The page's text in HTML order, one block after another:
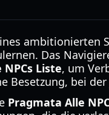
ambitionierten
Das
Liste, um
Besetzung, bei
Pragmata Alle